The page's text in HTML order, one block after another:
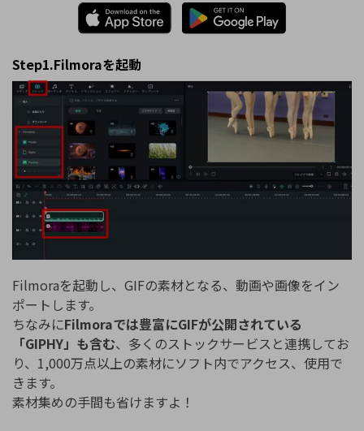
Step1.Filmoraを起動
Filmoraを起動し、GIFの素材となる、動画や画像をイン
ポートします。
ちなみにFilmoraでは豊富にGIFが公開されている
「GIPHY」も含む、多くのストックサービスと連携してお
り、1,000万点以上の素材にソフト内でアクセス、使用で
きます。
素材集めの手間も省けますよ！